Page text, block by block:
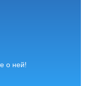
о ней!